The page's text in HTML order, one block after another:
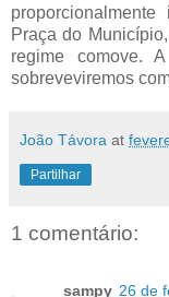
Praça do
regime comove.
sobreveviremos
João Távora at
Partilhar
1 comentário:
sampy 26 de